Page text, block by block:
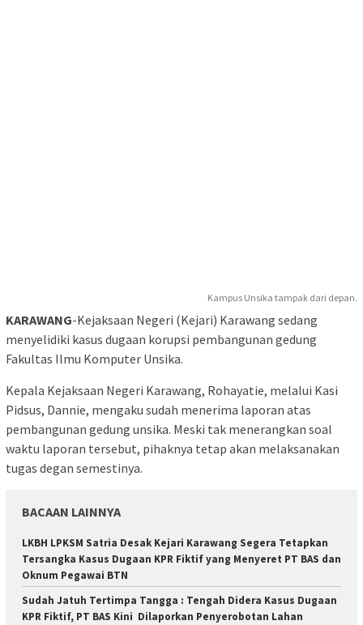
Kampus Unsika tampak dari depan.
KARAWANG-Kejaksaan Negeri (Kejari) Karawang sedang
menyelidiki kasus dugaan korupsi pembangunan gedung
Fakultas Ilmu Komputer Unsika.
Kepala Kejaksaan Negeri Karawang, Rohayatie, melalui Kasi
Pidsus, Dannie, mengaku sudah menerima laporan atas
pembangunan gedung unsika. Meski tak menerangkan soal
waktu laporan tersebut, pihaknya tetap akan melaksanakan
tugas degan semestinya.
BACAAN LAINNYA
LKBH LPKSM Satria Desak Kejari Karawang Segera Tetapkan
Tersangka Kasus Dugaan KPR Fiktif yang Menyeret PT BAS dan
Oknum Pegawai BTN
Sudah Jatuh Tertimpa Tangga : Tengah Didera Kasus Dugaan
KPR Fiktif, PT BAS Kini Dilaporkan Penyerobotan Lahan